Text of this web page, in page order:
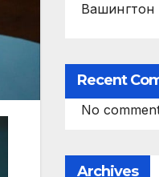
Вашингтон
Recent
No
Archives